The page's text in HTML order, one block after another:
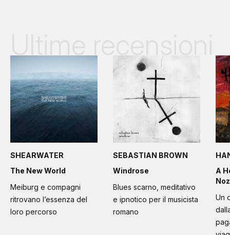
SHEARWATER
The New World
Meiburg e compagni
ritrovano l’essenza del
loro percorso
SEBASTIAN BROWN
Windrose
Blues scarno, meditativo
e ipnotico per il musicista
romano
A
Noz
Un